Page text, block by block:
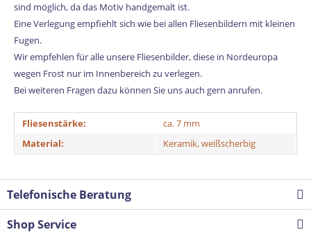
sind möglich, da das Motiv handgemalt ist.
Eine Verlegung empfiehlt sich wie bei allen Fliesenbildern mit kleinen
Fugen.
Wir empfehlen für alle unsere Fliesenbilder, diese in Nordeuropa
wegen Frost nur im Innenbereich zu verlegen.
Bei weiteren Fragen dazu können Sie uns auch gern anrufen.
Fliesenstärke:
ca. 7 mm
Material:
Keramik, weißscherbig
Telefonische Beratung
Shop Service